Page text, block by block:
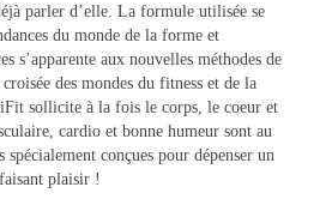
coup d’aviron
parler d’elle. La formule utilisée se
du monde de la forme et
s’apparente aux nouvelles méthodes de
des mondes du fitness et de la
sollicite à la fois le corps, le coeur et
cardio et bonne humeur sont au
spécialement conçues pour dépenser un
plaisir !